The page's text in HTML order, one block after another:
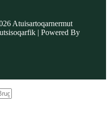
Atuisartoqarnermut
| Powered By